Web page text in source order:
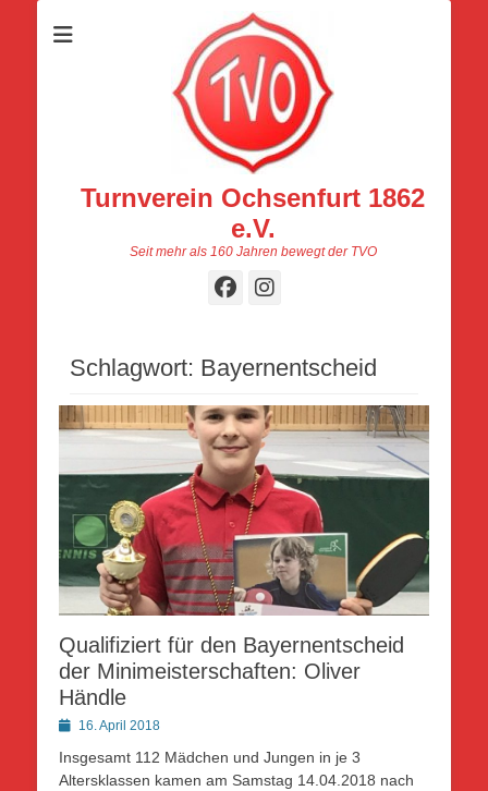
Turnverein Ochsenfurt 1862
e.V.
Seit mehr als 160 Jahren bewegt der TVO
Facebook
Instagram
Schlagwort: Bayernentscheid
Qualifiziert für den Bayernentscheid
der Minimeisterschaften: Oliver
Händle
Posted16. April 2018
Insgesamt 112 Mädchen und Jungen in je 3
Altersklassen kamen am Samstag 14.04.2018 nach